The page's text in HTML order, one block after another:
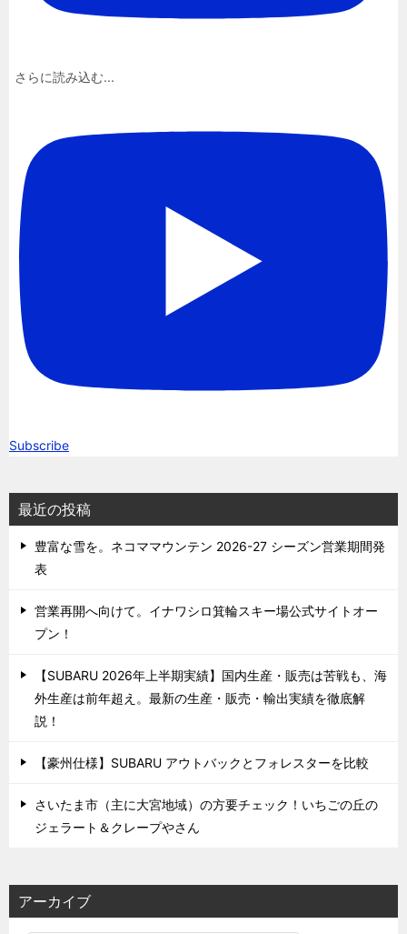
さらに読み込む...
Subscribe
最近の投稿
豊富な雪を。ネコママウンテン 2026-27 シーズン営業期間発
表
営業再開へ向けて。イナワシロ箕輪スキー場公式サイトオー
プン！
【SUBARU 2026年上半期実績】国内生産・販売は苦戦も、海
外生産は前年超え。最新の生産・販売・輸出実績を徹底解
説！
【豪州仕様】SUBARU アウトバックとフォレスターを比較
さいたま市（主に大宮地域）の方要チェック！いちごの丘の
ジェラート＆クレープやさん
アーカイブ